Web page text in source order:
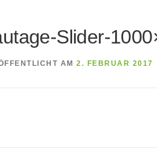
Slider-
AM 2. FEBRUAR 2017